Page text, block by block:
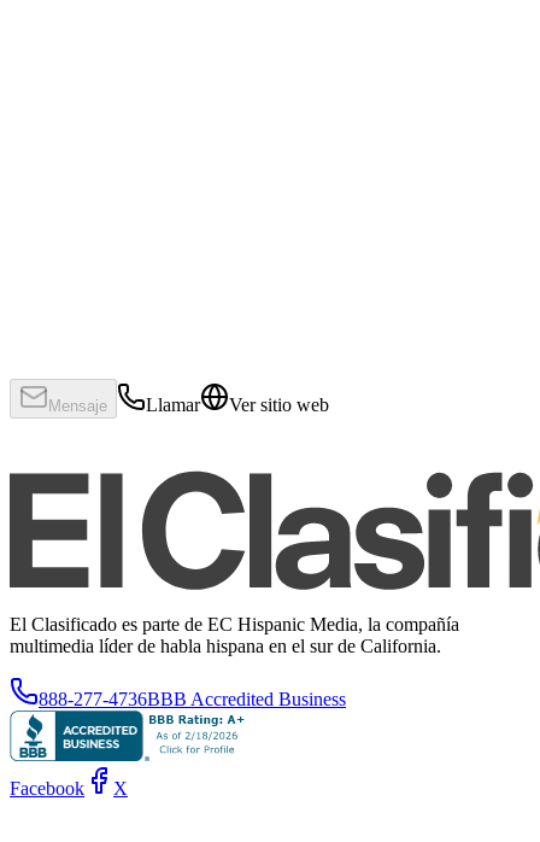
Mensaje Llamar Ver sitio web
El Clasificado es parte de EC Hispanic Media, la compañía
multimedia líder de habla hispana en el sur de California.
888-277-4736BBB Accredited Business
Facebook X